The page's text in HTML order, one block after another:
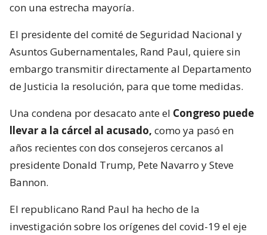
con una estrecha mayoría.
El presidente del comité de Seguridad Nacional y
Asuntos Gubernamentales, Rand Paul, quiere sin
embargo transmitir directamente al Departamento
de Justicia la resolución, para que tome medidas.
Una condena por desacato ante el Congreso puede
llevar a la cárcel al acusado, como ya pasó en
años recientes con dos consejeros cercanos al
presidente Donald Trump, Pete Navarro y Steve
Bannon.
El republicano Rand Paul ha hecho de la
investigación sobre los orígenes del covid-19 el eje